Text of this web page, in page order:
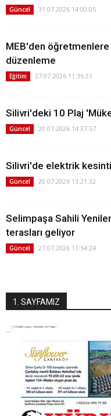
Güncel 31.07.2026 14:00:05
MEB'den
düzenleme
Eğitim 27.07.2026 11:36:31
Silivri'deki 10 Plaj
Güncel 20.07.2026 14:37:57
Silivri'de elektrik
Güncel 20.07.2026 13:21:32
Selimpaşa Sahili
terasları geliyor
Güncel 27.07.2026 11:54:24
1. SAYFAMIZ